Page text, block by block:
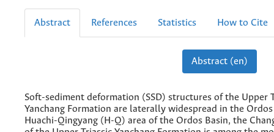
Abstract References Statistics How to Cite
Abstract (en)
Soft-sediment deformation (SSD) structures of the Upper
Yanchang Formation are laterally widespread in the
Huachi-Qingyang (H-Q) area of the Ordos Basin, the